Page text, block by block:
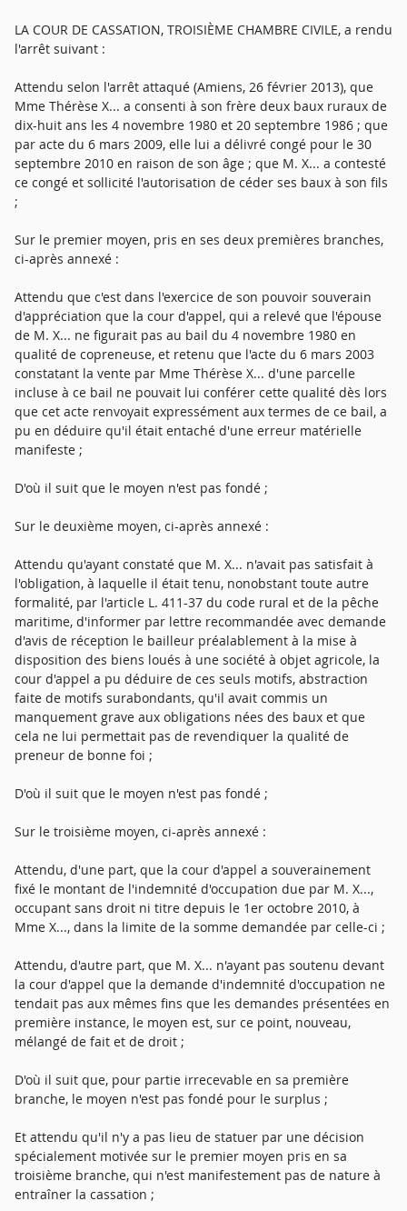
LA COUR DE CASSATION, TROISIÈME CHAMBRE CIVILE, a rendu
l'arrêt suivant :
Attendu selon l'arrêt attaqué (Amiens, 26 février 2013), que
Mme Thérèse X... a consenti à son frère deux baux ruraux de
dix-huit ans les 4 novembre 1980 et 20 septembre 1986 ; que
par acte du 6 mars 2009, elle lui a délivré congé pour le 30
septembre 2010 en raison de son âge ; que M. X... a contesté
ce congé et sollicité l'autorisation de céder ses baux à son fils
;
Sur le premier moyen, pris en ses deux premières branches,
ci-après annexé :
Attendu que c'est dans l'exercice de son pouvoir souverain
d'appréciation que la cour d'appel, qui a relevé que l'épouse
de M. X... ne figurait pas au bail du 4 novembre 1980 en
qualité de copreneuse, et retenu que l'acte du 6 mars 2003
constatant la vente par Mme Thérèse X... d'une parcelle
incluse à ce bail ne pouvait lui conférer cette qualité dès lors
que cet acte renvoyait expressément aux termes de ce bail, a
pu en déduire qu'il était entaché d'une erreur matérielle
manifeste ;
D'où il suit que le moyen n'est pas fondé ;
Sur le deuxième moyen, ci-après annexé :
Attendu qu'ayant constaté que M. X... n'avait pas satisfait à
l'obligation, à laquelle il était tenu, nonobstant toute autre
formalité, par l'article L. 411-37 du code rural et de la pêche
maritime, d'informer par lettre recommandée avec demande
d'avis de réception le bailleur préalablement à la mise à
disposition des biens loués à une société à objet agricole, la
cour d'appel a pu déduire de ces seuls motifs, abstraction
faite de motifs surabondants, qu'il avait commis un
manquement grave aux obligations nées des baux et que
cela ne lui permettait pas de revendiquer la qualité de
preneur de bonne foi ;
D'où il suit que le moyen n'est pas fondé ;
Sur le troisième moyen, ci-après annexé :
Attendu, d'une part, que la cour d'appel a souverainement
fixé le montant de l'indemnité d'occupation due par M. X...,
occupant sans droit ni titre depuis le 1er octobre 2010, à
Mme X..., dans la limite de la somme demandée par celle-ci ;
Attendu, d'autre part, que M. X... n'ayant pas soutenu devant
la cour d'appel que la demande d'indemnité d'occupation ne
tendait pas aux mêmes fins que les demandes présentées en
première instance, le moyen est, sur ce point, nouveau,
mélangé de fait et de droit ;
D'où il suit que, pour partie irrecevable en sa première
branche, le moyen n'est pas fondé pour le surplus ;
Et attendu qu'il n'y a pas lieu de statuer par une décision
spécialement motivée sur le premier moyen pris en sa
troisième branche, qui n'est manifestement pas de nature à
entraîner la cassation ;